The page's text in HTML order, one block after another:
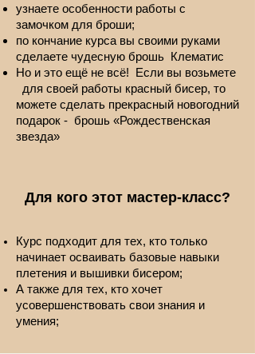
узнаете особенности работы с
замочком для броши;
по кончание курса вы своими руками
сделаете чудесную брошь Клематис
Но и это ещё не всё! Если вы возьмете
для своей работы красный бисер, то
можете сделать прекрасный новогодний
подарок - брошь «Рождественская
звезда»
Для кого этот мастер-класс?
Курс подходит для тех, кто только
начинает осваивать базовые навыки
плетения и вышивки бисером;
А также для тех, кто хочет
усовершенствовать свои знания и
умения;